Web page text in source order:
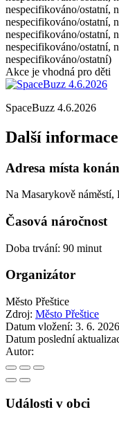
nespecifikováno/ostatní,
nespecifikováno/ostatní,
nespecifikováno/ostatní,
nespecifikováno/ostatní,
nespecifikováno/ostatní)
Akce je vhodná pro děti
SpaceBuzz 4.6.2026
Další informace
Adresa místa
Na Masarykově náměstí,
Časová náročnost
Doba trvání: 90 minut
Organizátor
Město Přeštice
Zdroj: Město Přeštice
Datum vložení: 3. 6.
Datum poslední
Autor:
Události v obci